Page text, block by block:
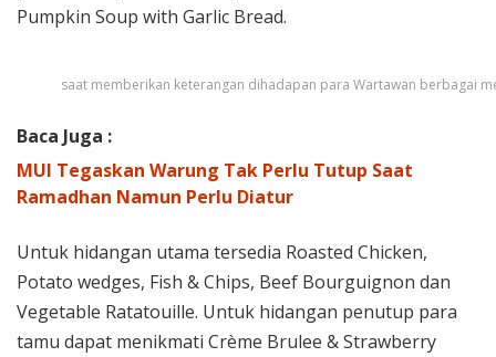
Pumpkin Soup with Garlic Bread.
saat memberikan keterangan dihadapan para Wartawan berbagai
Baca Juga :
MUI Tegaskan Warung Tak Perlu Tutup Saat
Ramadhan Namun Perlu Diatur
Untuk hidangan utama tersedia Roasted Chicken,
Potato wedges, Fish & Chips, Beef Bourguignon dan
Vegetable Ratatouille. Untuk hidangan penutup para
tamu dapat menikmati Crème Brulee & Strawberry